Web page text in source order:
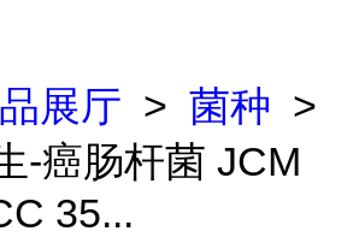
展厅 > 菌种 >
-癌肠杆菌 JCM
35...